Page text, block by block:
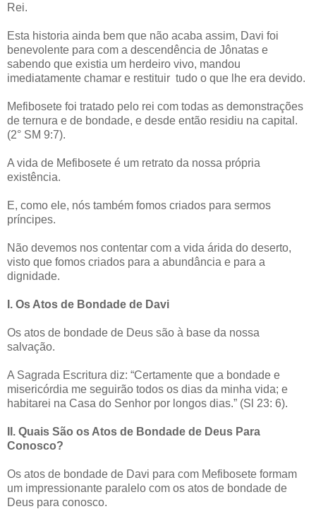
Rei.
Esta historia ainda bem que não acaba assim, Davi foi
benevolente para com a descendência de Jônatas e
sabendo que existia um herdeiro vivo, mandou
imediatamente chamar e restituir tudo o que lhe era devido.
Mefibosete foi tratado pelo rei com todas as demonstrações
de ternura e de bondade, e desde então residiu na capital.
(2° SM 9:7).
A vida de Mefibosete é um retrato da nossa própria
existência.
E, como ele, nós também fomos criados para sermos
príncipes.
Não devemos nos contentar com a vida árida do deserto,
visto que fomos criados para a abundância e para a
dignidade.
I. Os Atos de Bondade de Davi
Os atos de bondade de Deus são à base da nossa
salvação.
A Sagrada Escritura diz: “Certamente que a bondade e
misericórdia me seguirão todos os dias da minha vida; e
habitarei na Casa do Senhor por longos dias.” (Sl 23: 6).
II. Quais São os Atos de Bondade de Deus Para
Conosco?
Os atos de bondade de Davi para com Mefibosete formam
um impressionante paralelo com os atos de bondade de
Deus para conosco.